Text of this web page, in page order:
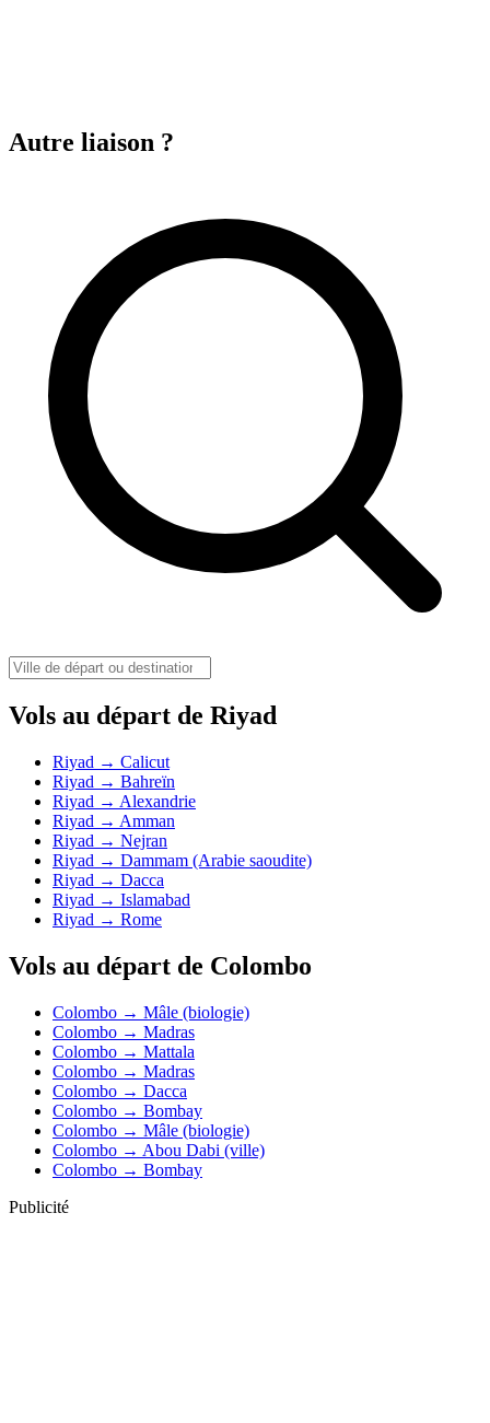
Autre liaison ?
Vols au départ de Riyad
Riyad → Calicut
Riyad → Bahreïn
Riyad → Alexandrie
Riyad → Amman
Riyad → Nejran
Riyad → Dammam (Arabie saoudite)
Riyad → Dacca
Riyad → Islamabad
Riyad → Rome
Vols au départ de Colombo
Colombo → Mâle (biologie)
Colombo → Madras
Colombo → Mattala
Colombo → Madras
Colombo → Dacca
Colombo → Bombay
Colombo → Mâle (biologie)
Colombo → Abou Dabi (ville)
Colombo → Bombay
Publicité